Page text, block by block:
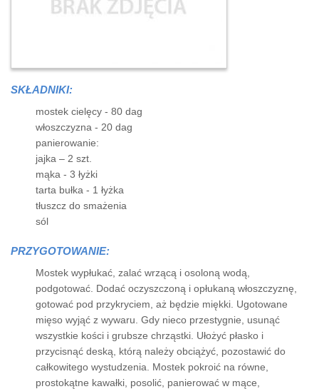
SKŁADNIKI:
mostek cielęcy - 80 dag
włoszczyzna - 20 dag
panierowanie:
jajka – 2 szt.
mąka - 3 łyżki
tarta bułka - 1 łyżka
tłuszcz do smażenia
sól
PRZYGOTOWANIE:
Mostek wypłukać, zalać wrzącą i osoloną wodą,
podgotować. Dodać oczyszczoną i opłukaną włoszczyznę,
gotować pod przykryciem, aż będzie miękki. Ugotowane
mięso wyjąć z wywaru. Gdy nieco przestygnie, usunąć
wszystkie kości i grubsze chrząstki. Ułożyć płasko i
przycisnąć deską, którą należy obciążyć, pozostawić do
całkowitego wystudzenia. Mostek pokroić na równe,
prostokątne kawałki, posolić, panierować w mące,